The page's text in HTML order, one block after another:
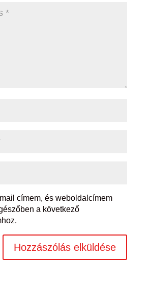
címem, és weboldalcímem
a következő